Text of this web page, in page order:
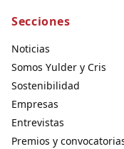
Secciones
Noticias
Somos Yulder y Cris
Sostenibilidad
Empresas
Entrevistas
Premios y